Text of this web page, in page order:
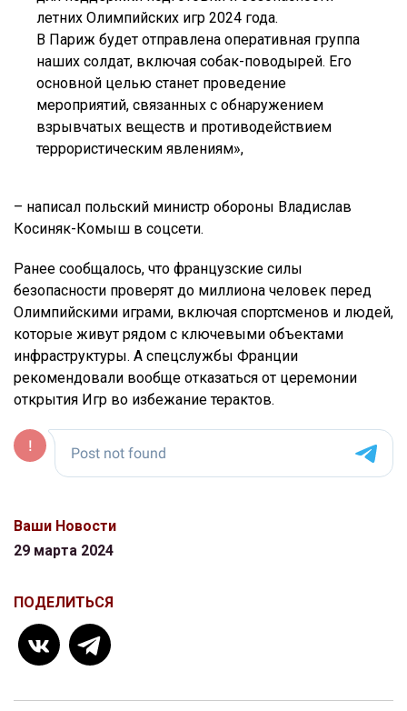
летних Олимпийских игр 2024 года.
В Париж будет отправлена оперативная группа
наших солдат, включая собак-поводырей. Его
основной целью станет проведение
мероприятий, связанных с обнаружением
взрывчатых веществ и противодействием
террористическим явлениям»,
– написал польский министр обороны Владислав
Косиняк-Комыш в соцсети.
Ранее сообщалось, что французские силы
безопасности проверят до миллиона человек перед
Олимпийскими играми, включая спортсменов и людей,
которые живут рядом с ключевыми объектами
инфраструктуры. А спецслужбы Франции
рекомендовали вообще отказаться от церемонии
открытия Игр во избежание терактов.
Ваши Новости
29 марта 2024
ПОДЕЛИТЬСЯ